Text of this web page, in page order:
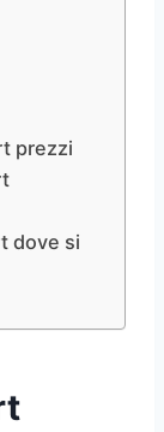
prezzi
dove si